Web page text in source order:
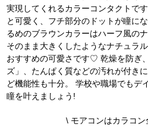
実現してくれるカラーコンタクトで
と可愛く、フチ部分のドットが瞳に
るめのブラウンカラーはハーフ風の
そのまま大きくしたようなナチュラ
おすすめの可愛さです♡ 乾燥を防ぎ
ズ」、たんぱく質などの汚れが付き
ど機能性も十分。 学校や職場でもデ
瞳を叶えましょう!
\ モアコンはカラコ